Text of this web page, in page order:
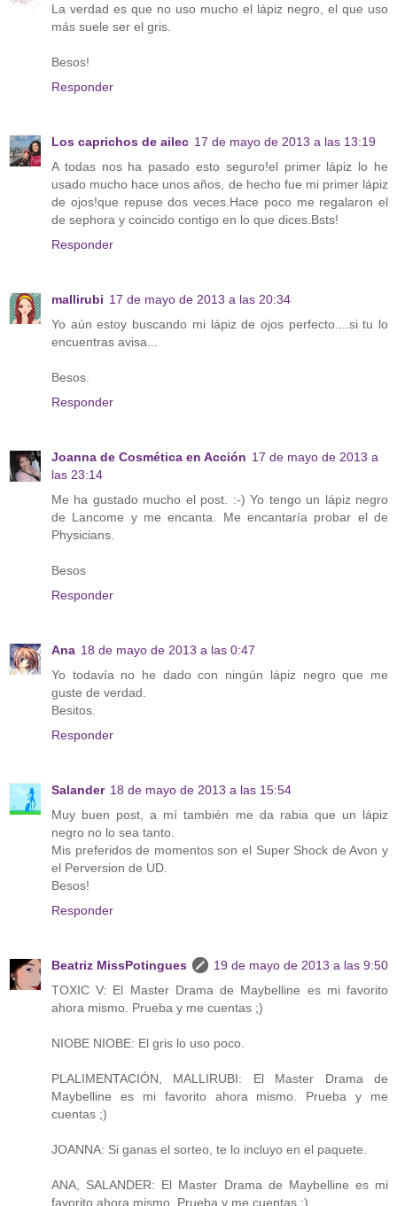
La verdad es que no uso mucho el lápiz negro, el que uso
más suele ser el gris.
Besos!
Responder
Los caprichos de ailec 17 de mayo de 2013 a las 13:19
A todas nos ha pasado esto seguro!el primer lápiz lo he
usado mucho hace unos años, de hecho fue mi primer lápiz
de ojos!que repuse dos veces.Hace poco me regalaron el
de sephora y coincido contigo en lo que dices.Bsts!
Responder
mallirubi 17 de mayo de 2013 a las 20:34
Yo aún estoy buscando mi lápiz de ojos perfecto....si tu lo
encuentras avisa...
Besos.
Responder
Joanna de Cosmética en Acción 17 de mayo de 2013 a
las 23:14
Me ha gustado mucho el post. :-) Yo tengo un lápiz negro
de Lancome y me encanta. Me encantaría probar el de
Physicians.
Besos
Responder
Ana 18 de mayo de 2013 a las 0:47
Yo todavía no he dado con ningún lápiz negro que me
guste de verdad.
Besitos.
Responder
Salander 18 de mayo de 2013 a las 15:54
Muy buen post, a mí también me da rabia que un lápiz
negro no lo sea tanto.
Mis preferidos de momentos son el Super Shock de Avon y
el Perversion de UD.
Besos!
Responder
Beatriz MissPotingues
19 de mayo de 2013 a las 9:50
TOXIC V: El Master Drama de Maybelline es mi favorito
ahora mismo. Prueba y me cuentas ;)
NIOBE NIOBE: El gris lo uso poco.
PLALIMENTACIÓN, MALLIRUBI: El Master Drama de
Maybelline es mi favorito ahora mismo. Prueba y me
cuentas ;)
JOANNA: Si ganas el sorteo, te lo incluyo en el paquete.
ANA, SALANDER: El Master Drama de Maybelline es mi
favorito ahora mismo. Prueba y me cuentas ;)